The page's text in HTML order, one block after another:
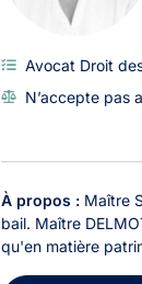
Avocat Droit
N’accepte pas
À propos : Maître
bail. Maître
qu'en matière